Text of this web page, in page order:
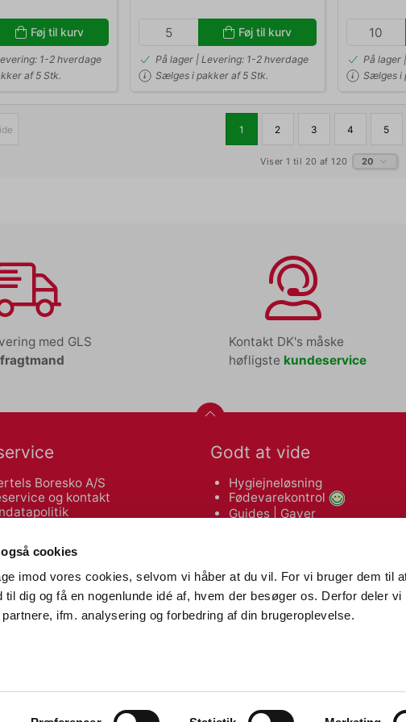
cookies
imod vores cookies, selvom vi håber at du vil. For vi bruger dem til
til dig og få en nogenlunde idé af, hvem der besøger os. Derfor deler vi
ifm. analysering og forbedring af din brugeroplevelse.
Føj til kurv
1-2 hverdage
af 5 Stk.
Føj til kurv
På lager | Levering: 1-2 hverdage
Sælges i pakker af 5 Stk.
På lager
Sælges i
1 2 3 4 5
Viser 1 til 20 af 120 20
med GLS
Kontakt DK's måske
høfligste kundeservice
Boresko A/S
og kontakt
|Login
Godt at vide
Hygiejneløsning
Fødevarekontrol
Guides
Gaver
Nyttige links
Affaldssortering